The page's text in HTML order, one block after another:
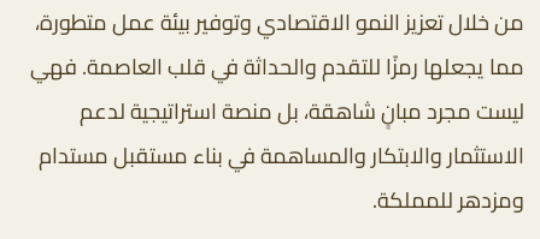
من خلال تعزيز النمو الاقتصادي وتوفير بيئة عمل متطورة،
مما يجعلها رمزًا للتقدم والحداثة في قلب العاصمة. فهي
ليست مجرد مبانٍ شاهقة، بل منصة استراتيجية لدعم
الاستثمار والابتكار والمساهمة في بناء مستقبل مستدام
ومزدهر للمملكة.